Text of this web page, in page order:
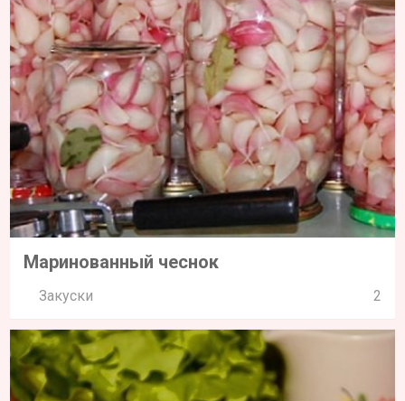
Маринованный чеснок
Закуски 2